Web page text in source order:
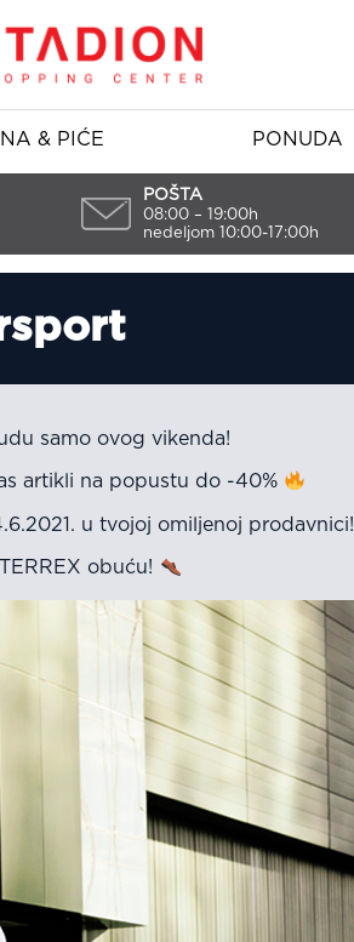
& PIĆE PONUDA
POŠTA
08:00 – 19:00h
nedeljom 10:00-17:00h
samo ovog vikenda!
artikli na popustu do -40%
u tvojoj omiljenoj prodavnici!
obuću!